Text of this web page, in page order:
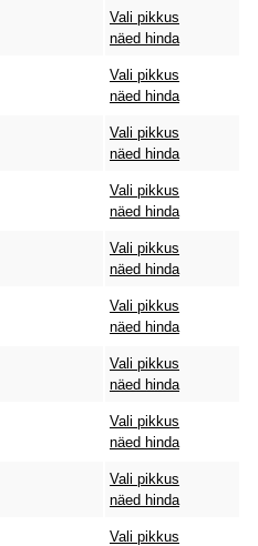
Vali pikkus
näed hinda
Vali pikkus
näed hinda
Vali pikkus
näed hinda
Vali pikkus
näed hinda
Vali pikkus
näed hinda
Vali pikkus
näed hinda
Vali pikkus
näed hinda
Vali pikkus
näed hinda
Vali pikkus
näed hinda
Vali pikkus